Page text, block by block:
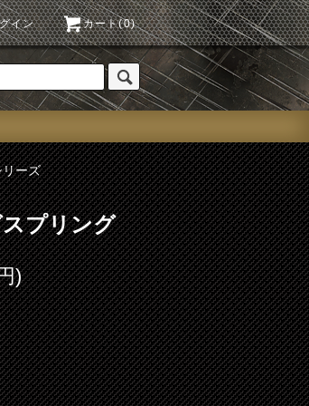
イン カート(0)
ーズ
プリング
)